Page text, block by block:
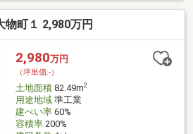
物町１ 2,980万円
2,980万円
（坪単価:-）
土地面積82.49m2
用途地域準工業
建ぺい率60%
容積率200%